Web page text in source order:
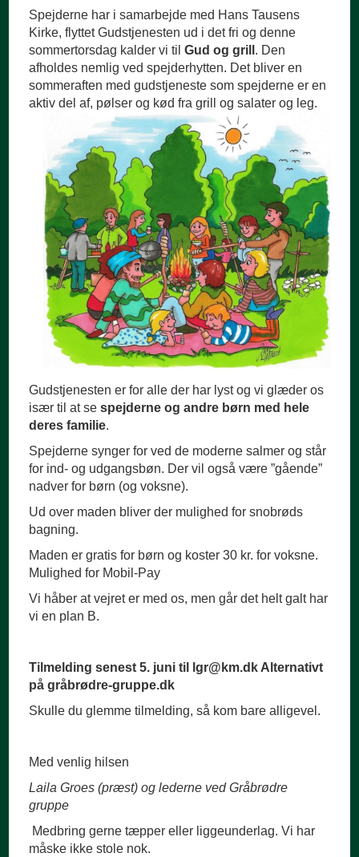
Spejderne har i samarbejde med Hans Tausens
Kirke, flyttet Gudstjenesten ud i det fri og denne
sommertorsdag kalder vi tilGud og grill . Den
afholdes nemlig ved spejderhytten. Det bliver en
sommeraften med gudstjeneste som spejderne er en
aktiv del af, pølser og kød fra grill og salater og leg.
Gudstjenesten er for alle der har lyst og vi glæder os
især til at sespejderne og andre børn med hele
deres familie.
Spejderne synger for ved de moderne salmer og står
for ind- og udgangsbøn. Der vil også være ”gående”
nadver for børn (og voksne).
Ud over maden bliver der mulighed for snobrøds
bagning.
Maden er gratis for børn og koster 30 kr. for voksne.
Mulighed for Mobil-Pay
Vi håber at vejret er med os, men går det helt galt har
vi en plan B.
Tilmelding senest 5. juni til lgr@km.dk Alternativt
på gråbrødre-gruppe.dk
Skulle du glemme tilmelding, så kom bare alligevel.
Med venlig hilsen
Laila Groes (præst) og lederne ved Gråbrødre
gruppe
Medbring gerne tæpper eller liggeunderlag. Vi har
måske ikke stole nok.